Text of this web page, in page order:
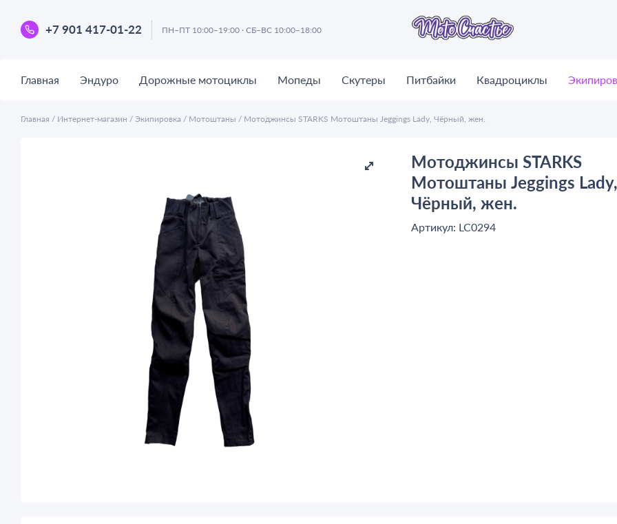
+7 901 417-01-22 ПН–ПТ 10:00–19:00 · СБ–ВС 10:00–18:00
Главная Эндуро Дорожные мотоциклы Мопеды Скутеры Питбайки Квадроциклы
Главная / Интернет-магазин / Экипировка / Мотоштаны / Мотоджинсы STARKS Мотоштаны Jeggings Lady, Чёрный, жен.
Мотоджинсы STARKS
Мотоштаны Jeggings Lady,
Чёрный, жен.
Артикул: LC0294